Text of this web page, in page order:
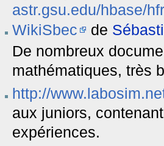
astr.gsu.edu/hbase/
WikiSbec
de
De nombreux
mathématiques, très
http://
aux juniors,
expériences.